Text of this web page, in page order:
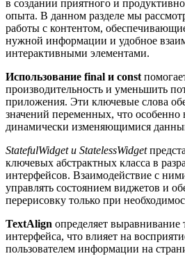
в создании приятного и
опыта. В данном разделе мы
работы с контентом,
нужной информации и удобное
интерактивными элементами.
Использование final и const
производительность и уменьшить
приложения. Эти ключевые слова
значений переменных, что особенно
динамически изменяющимися
StatefulWidget и StatelessWidget
ключевых абстрактных класса в
интерфейсов. Взаимодействие с
управлять состоянием виджетов и
перерисовку только при
TextAlign определяет выравнивание
интерфейса, что влияет на
пользователем информации на